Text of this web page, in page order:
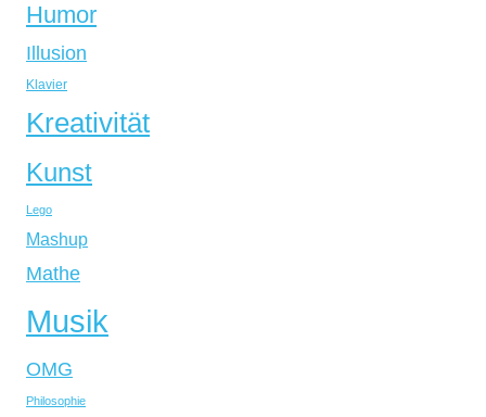
Humor
Illusion
Klavier
Kreativität
Kunst
Lego
Mashup
Mathe
Musik
OMG
Philosophie